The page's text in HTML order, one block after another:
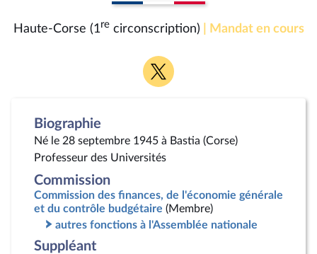
Haute-Corse (1recirconscription) | Mandat en cours
Voir
la
Biographie
Né le 28 septembre 1945 à Bastia (Corse)
Professeur des Universités
Commission
Commission des finances, de l'économie générale
et du contrôle budgétaire (Membre)
autres fonctions à l'Assemblée nationale
Suppléant